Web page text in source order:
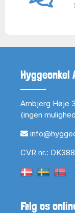
Hyggeonkel
Arnbjerg Høje
(ingen
CVR nr.:
Følg os